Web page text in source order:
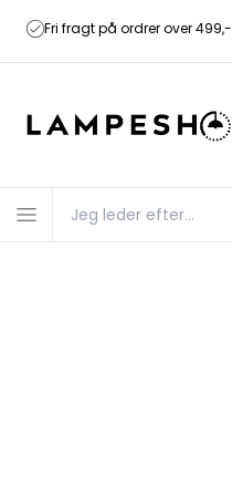
Fri fragt på ordrer over 499,-